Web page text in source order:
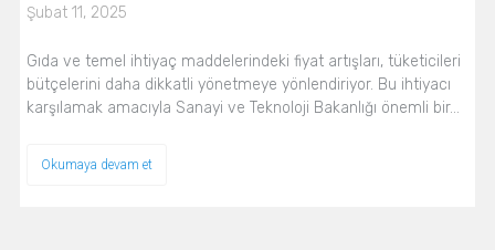
Şubat 11, 2025
Gıda ve temel ihtiyaç maddelerindeki fiyat artışları, tüketicileri
bütçelerini daha dikkatli yönetmeye yönlendiriyor. Bu ihtiyacı
karşılamak amacıyla Sanayi ve Teknoloji Bakanlığı önemli bir…
Okumaya devam et